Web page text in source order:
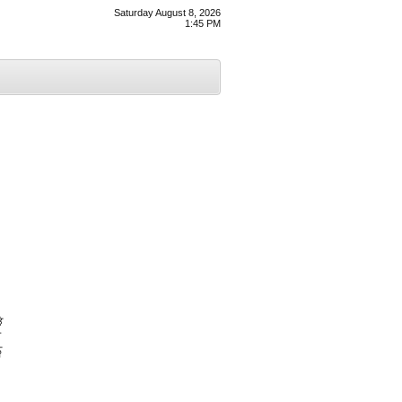
Saturday August 8, 2026
1:45 PM